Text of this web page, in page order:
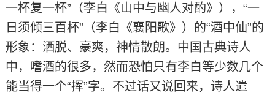
一杯复一杯”（李白《山中与幽人对酌》），“一
日须倾三百杯”（李白《襄阳歌》）的“酒中仙”的
形象：洒脱、豪爽，神情散朗。中国古典诗人
中，嗜酒的很多，然而恐怕只有李白等少数几个
能当得一个“挥”字。不过话又说回来，诗人遣